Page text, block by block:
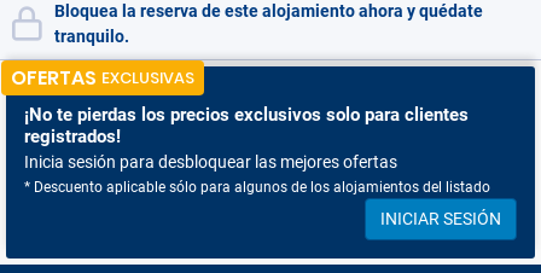
Bloquea la reserva de este alojamiento ahora y quédate
tranquilo.
OFERTAS EXCLUSIVAS
¡No te pierdas los precios exclusivos solo para clientes
registrados!
Inicia sesión para desbloquear las mejores ofertas
* Descuento aplicable sólo para algunos de los alojamientos del listado
INICIAR SESIÓN